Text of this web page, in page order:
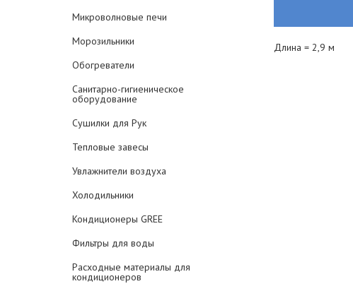
Микроволновые печи
Морозильники
Обогреватели
Санитарно-гигиеническое
оборудование
Сушилки для Рук
Тепловые завесы
Увлажнители воздуха
Холодильники
Кондиционеры GREE
Фильтры для воды
Расходные материалы для
кондиционеров
Длина = 2,9 м